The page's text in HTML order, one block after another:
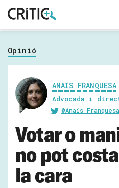
Cerca
Inicia sessió
Opinió
ANAÏS FRANQUESA
Advocada i
@Anais_Franquesa
Votar o
no pot
la cara